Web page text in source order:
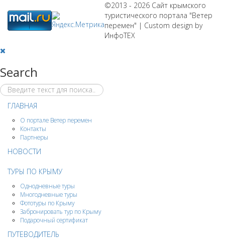
©2013 - 2026 Сайт крымского
туристического портала "Ветер
перемен" | Custom design by
ИнфоТЕХ
Search
ГЛАВНАЯ
О портале Ветер перемен
Контакты
Партнеры
НОВОСТИ
ТУРЫ ПО КРЫМУ
Однодневные туры
Многодневные туры
Фототуры по Крыму
Забронировать тур по Крыму
Подарочный сертификат
ПУТЕВОДИТЕЛЬ